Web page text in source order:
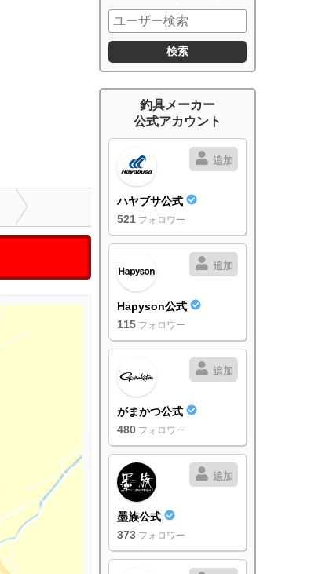
釣具メーカー
公式アカウント
追加
ハヤブサ公式
521 フォロワー
追加
Hapyson公式
115 フォロワー
追加
がまかつ公式
480 フォロワー
追加
墨族公式
373 フォロワー